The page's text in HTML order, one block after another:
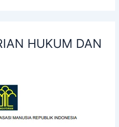
HUKUM DAN